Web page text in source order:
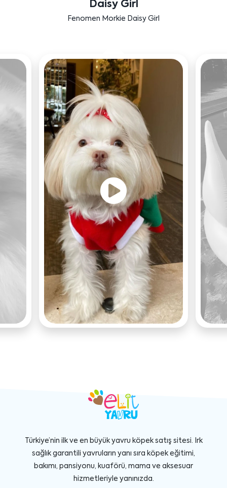
Labradoodle Bruno
Bensu Soral'ın dostu Bruno
Türkiye’nin ilk ve en büyük yavru köpek satış sitesi. Irk
sağlık garantili yavruların yanı sıra köpek eğitimi,
bakımı, pansiyonu, kuaförü, mama ve aksesuar
hizmetleriyle yanınızda.